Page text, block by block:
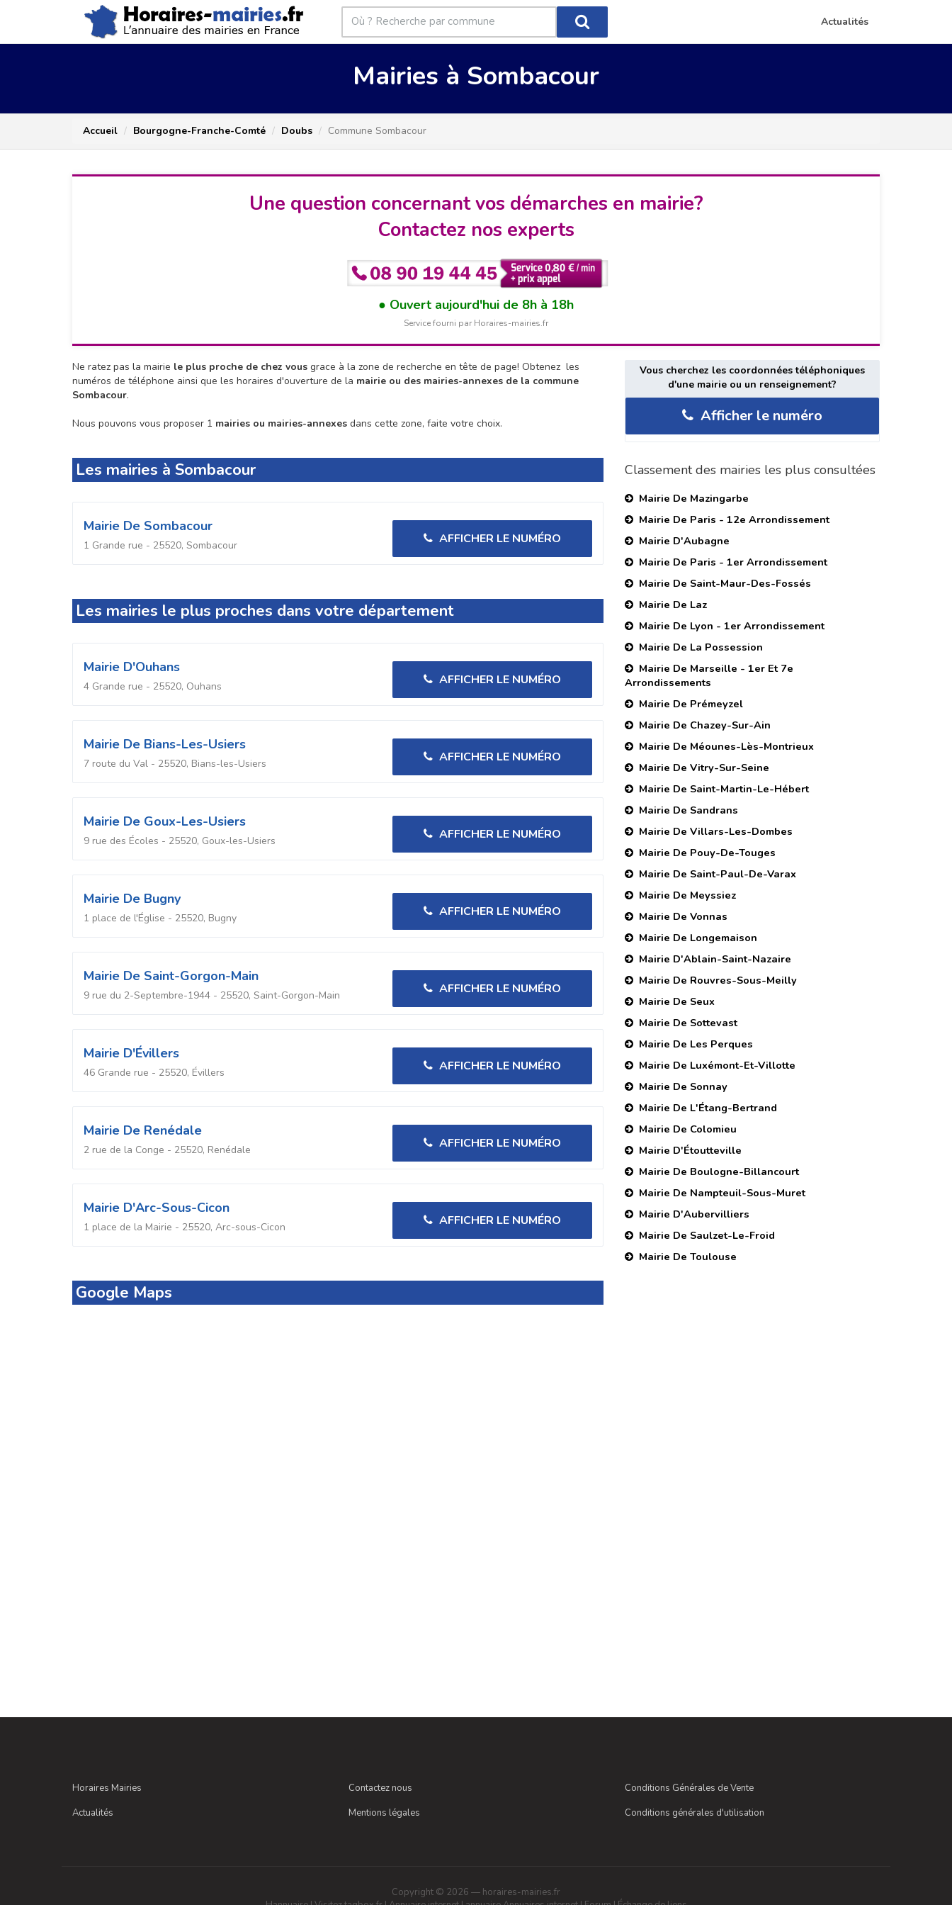
Actualités
Mairies à Sombacour
Accueil Bourgogne-Franche-Comté Doubs Commune Sombacour
Une question concernant vos démarches en mairie?
Contactez nos experts
Ouvert aujourd'hui de 8h à 18h
Service fourni par Horaires-mairies.fr
Ne ratez pas la mairie le plus proche de chez vous grace à la zone de recherche en tête de page! Obtenez les
numéros de téléphone ainsi que les horaires d'ouverture de la mairie ou des mairies-annexes de la commune
Sombacour.
Nous pouvons vous proposer 1 mairies ou mairies-annexes dans cette zone, faite votre choix.
Les mairies à Sombacour
Mairie De Sombacour
1 Grande rue - 25520, Sombacour AFFICHER LE NUMÉRO
Les mairies le plus proches dans votre département
Mairie D'Ouhans
4 Grande rue - 25520, Ouhans AFFICHER LE NUMÉRO
Mairie De Bians-Les-Usiers
7 route du Val - 25520, Bians-les-Usiers AFFICHER LE NUMÉRO
Mairie De Goux-Les-Usiers
9 rue des Écoles - 25520, Goux-les-Usiers AFFICHER LE NUMÉRO
Mairie De Bugny
1 place de l'Église - 25520, Bugny AFFICHER LE NUMÉRO
Mairie De Saint-Gorgon-Main
9 rue du 2-Septembre-1944 - 25520, Saint-Gorgon-Main AFFICHER LE NUMÉRO
Mairie D'Évillers
46 Grande rue - 25520, Évillers AFFICHER LE NUMÉRO
Mairie De Renédale
2 rue de la Conge - 25520, Renédale AFFICHER LE NUMÉRO
Mairie D'Arc-Sous-Cicon
1 place de la Mairie - 25520, Arc-sous-Cicon AFFICHER LE NUMÉRO
Google Maps
Vous cherchez les coordonnées téléphoniques
d'une mairie ou un renseignement?
Afficher le numéro
Classement des mairies les plus consultées
Mairie De Mazingarbe
Mairie De Paris - 12e Arrondissement
Mairie D'Aubagne
Mairie De Paris - 1er Arrondissement
Mairie De Saint-Maur-Des-Fossés
Mairie De Laz
Mairie De Lyon - 1er Arrondissement
Mairie De La Possession
Mairie De Marseille - 1er Et 7e
Arrondissements
Mairie De Prémeyzel
Mairie De Chazey-Sur-Ain
Mairie De Méounes-Lès-Montrieux
Mairie De Vitry-Sur-Seine
Mairie De Saint-Martin-Le-Hébert
Mairie De Sandrans
Mairie De Villars-Les-Dombes
Mairie De Pouy-De-Touges
Mairie De Saint-Paul-De-Varax
Mairie De Meyssiez
Mairie De Vonnas
Mairie De Longemaison
Mairie D'Ablain-Saint-Nazaire
Mairie De Rouvres-Sous-Meilly
Mairie De Seux
Mairie De Sottevast
Mairie De Les Perques
Mairie De Luxémont-Et-Villotte
Mairie De Sonnay
Mairie De L'Étang-Bertrand
Mairie De Colomieu
Mairie D'Étoutteville
Mairie De Boulogne-Billancourt
Mairie De Nampteuil-Sous-Muret
Mairie D'Aubervilliers
Mairie De Saulzet-Le-Froid
Mairie De Toulouse
Horaires Mairies
Actualités
Contactez nous
Mentions légales
Conditions Générales de Vente
Conditions générales d'utilisation
Copyright © 2026 — horaires-mairies.fr